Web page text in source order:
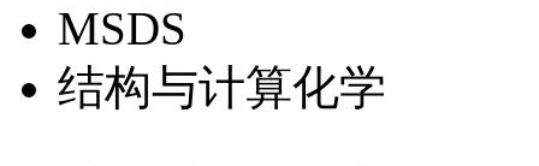
MSDS
结构与计算化学